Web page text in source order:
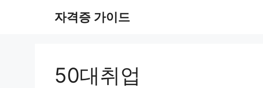
자격증 가이드
50대취업